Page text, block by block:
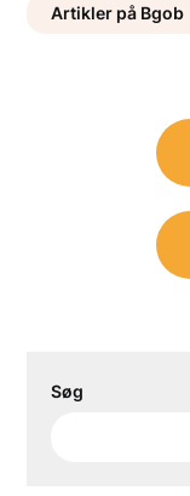
Artikler på Bgob
Søg